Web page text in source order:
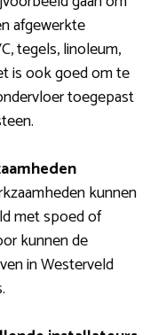
afgewerkte
tegels, linoleum,
is ook goed om te
toegepast
kunnen
met spoed of
kunnen de
in Westerveld